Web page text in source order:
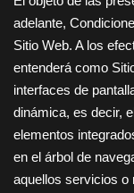
adelante,
Sitio Web. A los
entenderá como
interfaces de
dinámica, es decir,
elementos
en el árbol de
aquellos servicios o